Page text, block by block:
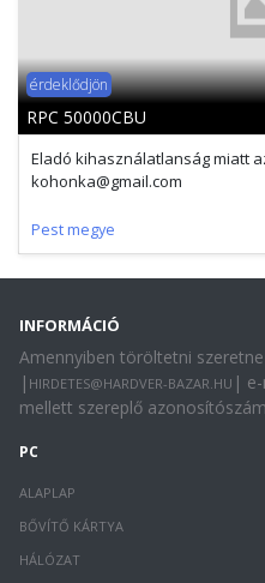
érdeklődjön
RPC 50000CBU
Eladó kihasználatlanság miatt
kohonka@gmail.com
Pest megye
INFORMÁCIÓ
Amennyiben töröltetni
| HIRDETES@HARDVER-BAZAR.HU |
mellett szereplő
PC
ALAPLAP
BŐVÍTŐ KÁRTYA
HÁLÓZAT